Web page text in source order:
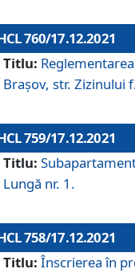
760/17.12.2021
Titlu:
Brașov, str. Zizinului
759/17.12.2021
Titlu:
Lungă nr. 1.
758/17.12.2021
Titlu: Înscrierea în